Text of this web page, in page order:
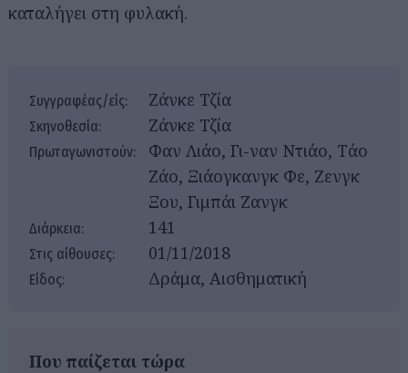
καταλήγει στη φυλακή.
Συγγραφέας/είς: Ζάνκε Τζία
Σκηνοθεσία: Ζάνκε Τζία
Πρωταγωνιστούν:
Φαν Λιάο, Γι-ναν Ντιάο, Τάο
Ζάο, Ξιάογκανγκ Φε, Ζενγκ
Ξου, Γιμπάι Ζανγκ
Διάρκεια: 141
Στις αίθουσες: 01/11/2018
Είδος: Δράμα, Αισθηματική
Που παίζεται τώρα